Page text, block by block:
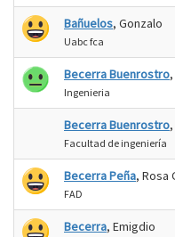
Bañuelos, Gonzalo
Uabc fca
Becerra Buenrostro
Ingenieria
Becerra Buenrostro
Facultad de ingeniería
Becerra Peña, Rosa
FAD
Becerra, Emigdio